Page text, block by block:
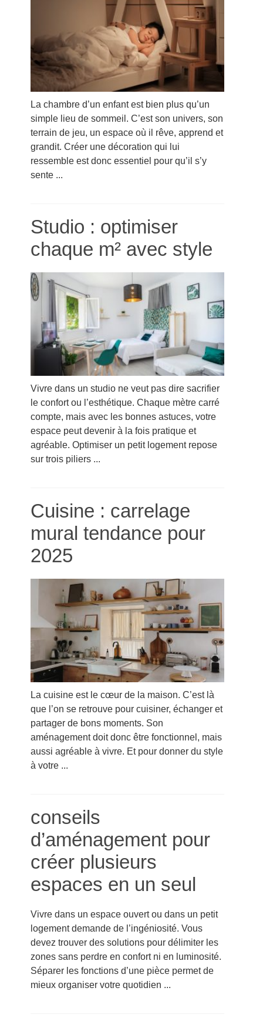
La chambre d’un enfant est bien plus qu’un
simple lieu de sommeil. C’est son univers, son
terrain de jeu, un espace où il rêve, apprend et
grandit. Créer une décoration qui lui
ressemble est donc essentiel pour qu’il s’y
sente ...
Studio : optimiser
chaque m² avec style
Vivre dans un studio ne veut pas dire sacrifier
le confort ou l’esthétique. Chaque mètre carré
compte, mais avec les bonnes astuces, votre
espace peut devenir à la fois pratique et
agréable. Optimiser un petit logement repose
sur trois piliers ...
Cuisine : carrelage
mural tendance pour
2025
La cuisine est le cœur de la maison. C’est là
que l’on se retrouve pour cuisiner, échanger et
partager de bons moments. Son
aménagement doit donc être fonctionnel, mais
aussi agréable à vivre. Et pour donner du style
à votre ...
conseils
d’aménagement pour
créer plusieurs
espaces en un seul
Vivre dans un espace ouvert ou dans un petit
logement demande de l’ingéniosité. Vous
devez trouver des solutions pour délimiter les
zones sans perdre en confort ni en luminosité.
Séparer les fonctions d’une pièce permet de
mieux organiser votre quotidien ...